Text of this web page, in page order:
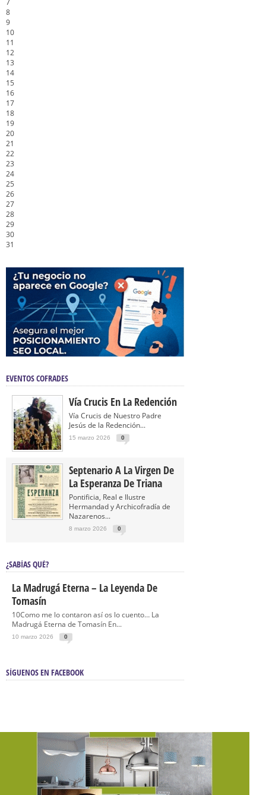
7
8
9
10
11
12
13
14
15
16
17
18
19
20
21
22
23
24
25
26
27
28
29
30
31
EVENTOS COFRADES
Vía Crucis En La Redención
Vía Crucis de Nuestro Padre
Jesús de la Redención...
15 marzo 2026 0
Septenario A La Virgen De
La Esperanza De Triana
Pontificia, Real e Ilustre
Hermandad y Archicofradía de
Nazarenos...
8 marzo 2026 0
¿SABÍAS QUÉ?
La Madrugá Eterna – La Leyenda De
Tomasín
10Como me lo contaron así os lo cuento… La
Madrugá Eterna de Tomasín En...
10 marzo 2026 0
SÍGUENOS EN FACEBOOK